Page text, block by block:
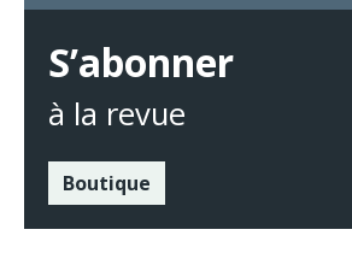
S’abonner
à la revue
Boutique